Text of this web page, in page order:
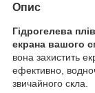
Опис
Гідрогелева
екрана вашого
вона захистить
ефективно,
звичайного скла.